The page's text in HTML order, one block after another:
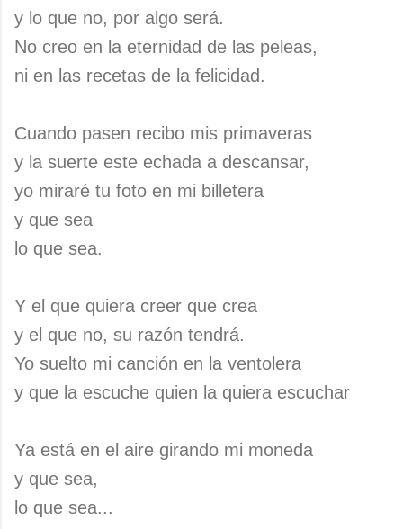
y lo que no, por algo será.
No creo en la eternidad de las peleas,
ni en las recetas de la felicidad.
Cuando pasen recibo mis primaveras
y la suerte este echada a descansar,
yo miraré tu foto en mi billetera
y que sea
lo que sea.
Y el que quiera creer que crea
y el que no, su razón tendrá.
Yo suelto mi canción en la ventolera
y que la escuche quien la quiera escuchar
Ya está en el aire girando mi moneda
y que sea,
lo que sea...